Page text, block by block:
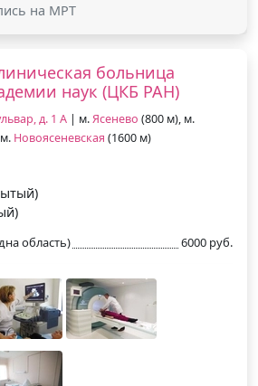
на МРТ
больница
наук (ЦКБ РАН)
д. 1 А | м.Ясенево (800 м), м.
Новоясеневская (1600 м)
область) 6000 руб.